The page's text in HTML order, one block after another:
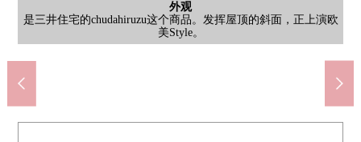
外观
是三井住宅的chudahiruzu这个商品。发挥屋顶的斜面，正上演欧
美Style。
外观
是三井住宅的chudahiruzu这个商品。发挥屋顶的斜面，正上演欧
美Style。
其他
是三井住宅的chudahiruzu这个商品。发挥屋顶的斜面，正上演欧
美Style。
客厅
因为被L型厨房使用收缩厨房和餐厅的距离所以家务流迹线轻松。
客厅
把拱门开口使用的间隔突出欧式室内装饰。
卧室
根据2面采光，光照良好。
公共汽车
根据葫芦型整体卫浴，清洗场所空白是宽敞的shiteorimasu。
客厅
亮的客厅被通顶设计使用实现。
洗脸
从门口进入的话马上是可手洗的好用的盥洗台。
洗脸
2楼礼堂也有第二盥洗台。
门口
一边确保收纳量，一边能装饰微小的小东西。
门口
一边确保收纳量，一边能装饰微小的小东西。
仙台市立寺冈小学(约1020m)
步行13分钟
仙台市立寺冈中学(约1240m)
步行16分钟
紫色山2丁目公园(约400m)
步行5分钟
泉西邮局(约640m)
步行8分钟。
寺冈诊所(约690m)
步行9分钟
泉pakutauntapio(约710m)
步行9分钟
紫色山3丁目公园(约740m)
步行10分钟
紫色山公园(约740m)
步行10分钟
食物市场富士萨基(约770m)
步行10分钟
松本清寺冈店(约840m)
步行11分钟
七十七银行泉Park town分店(约940m)
步行12分钟。
仙台泉Premium·奥特莱斯(约990m)
步行13分钟。